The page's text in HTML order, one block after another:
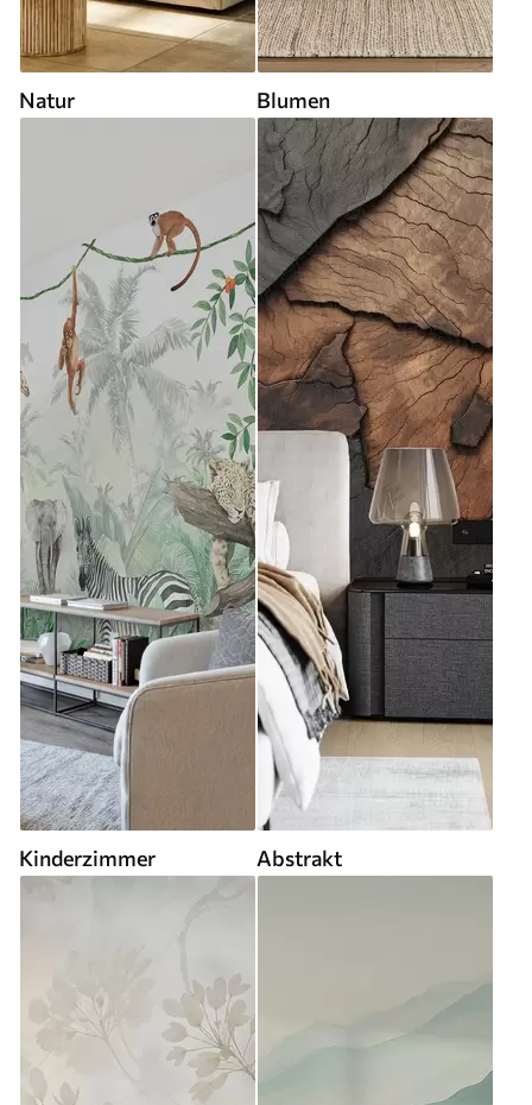
Natur Blumen
Kinderzimmer Abstrakt